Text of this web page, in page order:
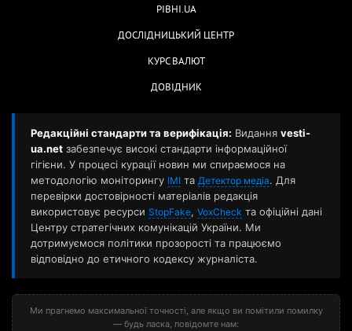
РІВНІ.UA
ДОСЛІДНИЦЬКИЙ ЦЕНТР
КУРС ВАЛЮТ
ДОВІДНИК
Редакційні стандарти та верифікація: Видання vesti-
ua.net забезпечує високі стандарти інформаційної
гігієни. У процесі курації новин ми спираємося на
методологію моніторингу ІМІ та Детектор медіа. Для
перевірки достовірності матеріалів редакція
використовує ресурси StopFake, VoxCheck та офіційні дані
Центру стратегічних комунікацій України. Ми
дотримуємося політики прозорості та працюємо
відповідно до етичного кодексу журналіста.
Ми прагнемо максимальної точності, але якщо ви помітили помилку
— будь ласка, повідомте нам: